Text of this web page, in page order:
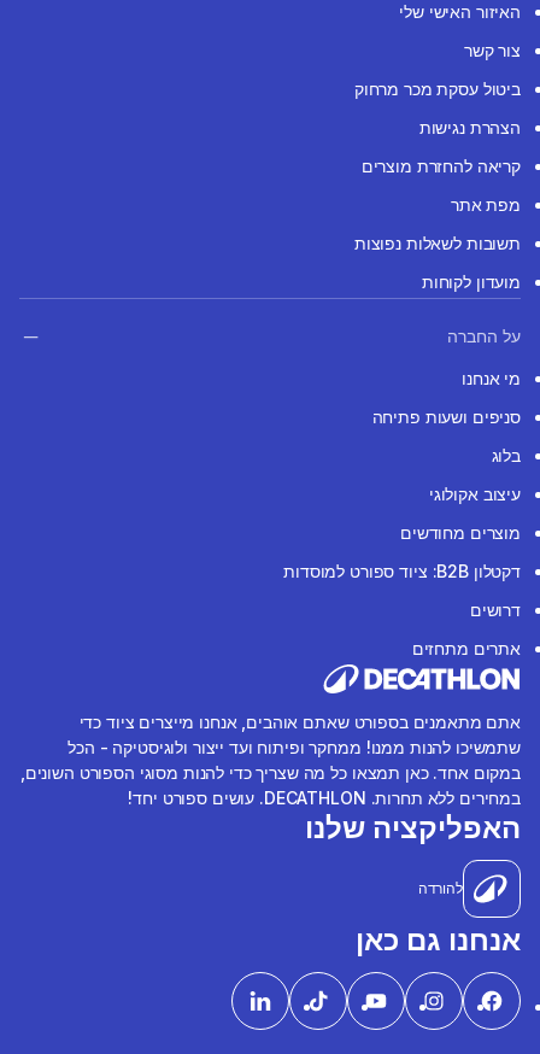
האיזור האישי שלי
צור קשר
ביטול עסקת מכר מרחוק
הצהרת נגישות
קריאה להחזרת מוצרים
מפת אתר
תשובות לשאלות נפוצות
מועדון לקוחות
על החברה
מי אנחנו
סניפים ושעות פתיחה
בלוג
עיצוב אקולוגי
מוצרים מחודשים
דקטלון B2B: ציוד ספורט למוסדות
דרושים
אתרים מתחזים
אתם מתאמנים בספורט שאתם אוהבים, אנחנו מייצרים ציוד כדי
שתמשיכו להנות ממנו! ממחקר ופיתוח ועד ייצור ולוגיסטיקה - הכל
במקום אחד. כאן תמצאו כל מה שצריך כדי להנות מסוגי הספורט השונים,
במחירים ללא תחרות. DECATHLON. עושים ספורט יחד!
האפליקציה שלנו
להורדה
אנחנו גם כאן